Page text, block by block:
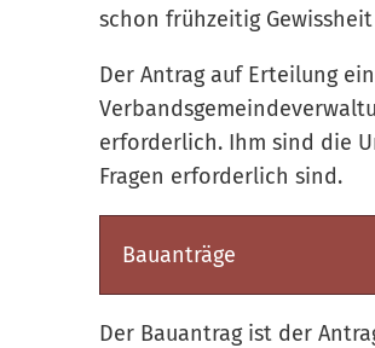
schon frühzeitig
Der Antrag auf Erteilung
erforderlich. Ihm sind die
Fragen erforderlich sind.
Bauanträge
Der Bauantrag ist der